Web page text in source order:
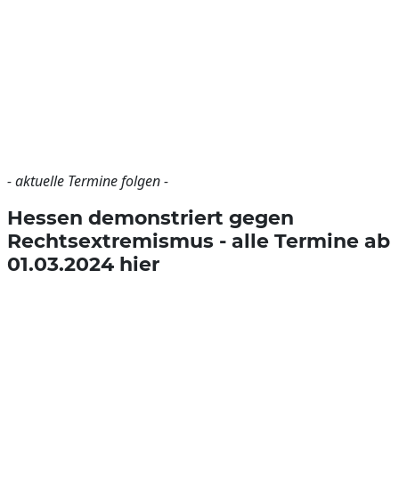
- aktuelle Termine folgen -
Hessen demonstriert gegen
Rechtsextremismus - alle Termine ab
01.03.2024 hier